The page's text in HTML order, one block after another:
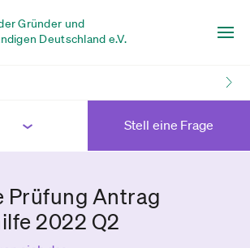
Gründer und
Deutschland e.V.
Stell eine Frage
Prüfung Antrag
2022 Q2